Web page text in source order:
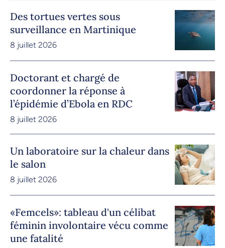
Des tortues vertes sous
surveillance en Martinique
8 juillet 2026
Doctorant et chargé de
coordonner la réponse à
l’épidémie d’Ebola en RDC
8 juillet 2026
Un laboratoire sur la chaleur dans
le salon
8 juillet 2026
«Femcels»: tableau d'un célibat
féminin involontaire vécu comme
une fatalité